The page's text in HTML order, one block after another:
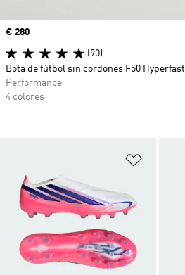
Precio
€ 280
(90)
Bota de fútbol sin cordones F50
Performance
4 colores